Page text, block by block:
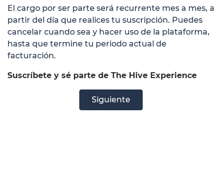
El cargo por ser parte será recurrente mes a mes, a
partir del día que realices tu suscripción. Puedes
cancelar cuando sea y hacer uso de la plataforma,
hasta que termine tu periodo actual de
facturación.
Suscríbete y sé parte de The Hive Experience
Siguiente